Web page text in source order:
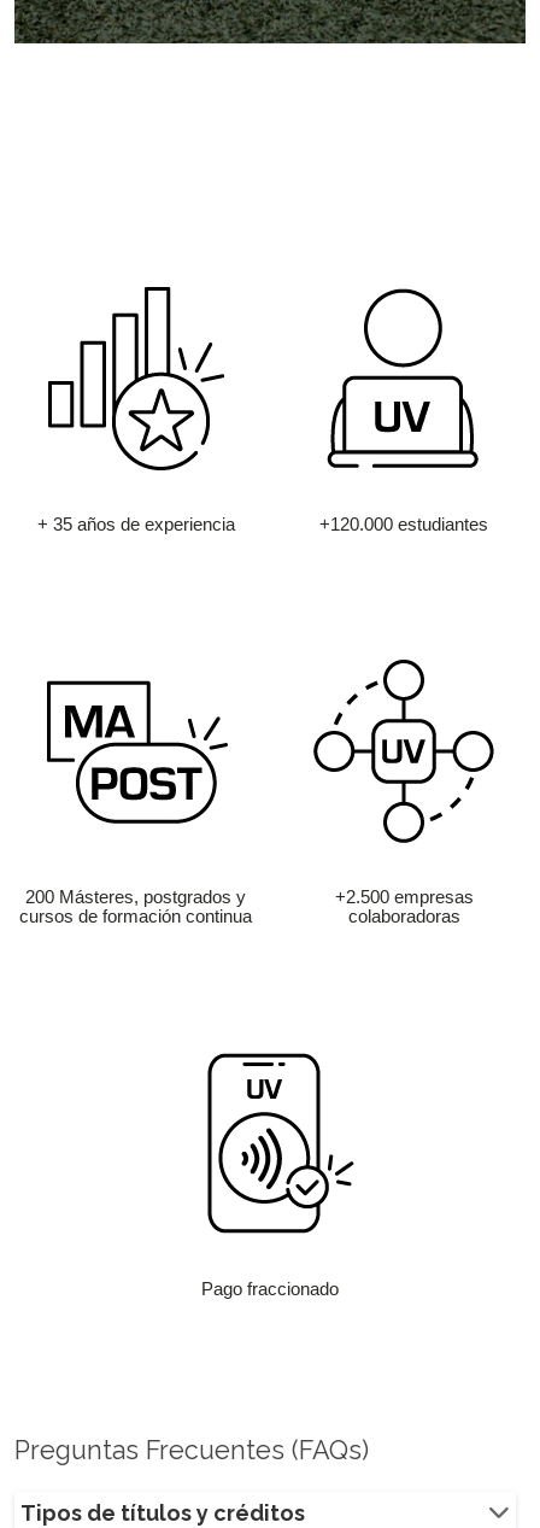
+ 35 años de experiencia +120.000 estudiantes
200 Másteres, postgrados y
cursos de formación continua
+2.500 empresas
colaboradoras
Pago fraccionado
Preguntas Frecuentes (FAQs)
Tipos de títulos y créditos